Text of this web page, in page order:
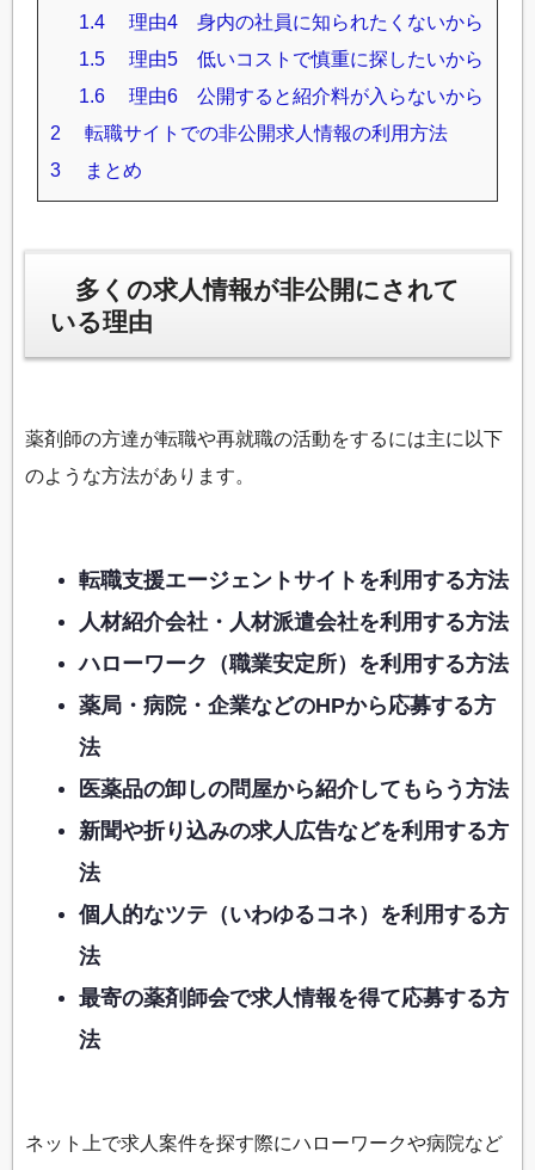
1.4 理由4 身内の社員に知られたくないから
1.5 理由5 低いコストで慎重に探したいから
1.6 理由6 公開すると紹介料が入らないから
2 転職サイトでの非公開求人情報の利用方法
3 まとめ
多くの求人情報が非公開にされて
いる理由
薬剤師の方達が転職や再就職の活動をするには主に以下
のような方法があります。
転職支援エージェントサイトを利用する方法
人材紹介会社・人材派遣会社を利用する方法
ハローワーク（職業安定所）を利用する方法
薬局・病院・企業などのHPから応募する方
法
医薬品の卸しの問屋から紹介してもらう方法
新聞や折り込みの求人広告などを利用する方
法
個人的なツテ（いわゆるコネ）を利用する方
法
最寄の薬剤師会で求人情報を得て応募する方
法
ネット上で求人案件を探す際にハローワークや病院など